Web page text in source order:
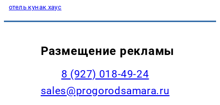
отель кунак хаус
Размещение рекламы
8 (927) 018-49-24
sales@progorodsamara.ru